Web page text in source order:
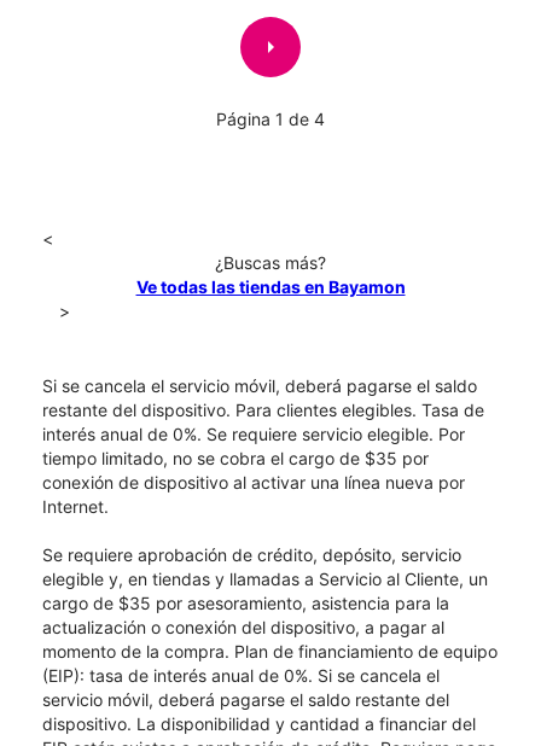
arrow_right
Página 1 de 4
<
¿Buscas más?
Ve todas las tiendas en Bayamon
>
Si se cancela el servicio móvil, deberá pagarse el saldo
restante del dispositivo. Para clientes elegibles. Tasa de
interés anual de 0%. Se requiere servicio elegible. Por
tiempo limitado, no se cobra el cargo de $35 por
conexión de dispositivo al activar una línea nueva por
Internet.
Se requiere aprobación de crédito, depósito, servicio
elegible y, en tiendas y llamadas a Servicio al Cliente, un
cargo de $35 por asesoramiento, asistencia para la
actualización o conexión del dispositivo, a pagar al
momento de la compra. Plan de financiamiento de equipo
(EIP): tasa de interés anual de 0%. Si se cancela el
servicio móvil, deberá pagarse el saldo restante del
dispositivo. La disponibilidad y cantidad a financiar del